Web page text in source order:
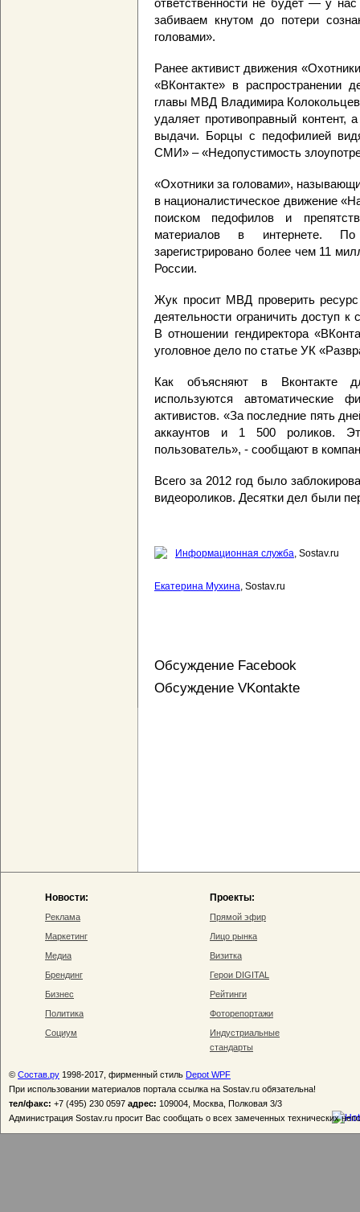
ответственности не будет — у
забиваем кнутом до потери
головами».
Ранее активист движения
«ВКонтакте» в распространении
главы МВД Владимира
удаляет противоправный
выдачи. Борцы с педофилией
СМИ» – «Недопустимость
«Охотники за головами»,
в националистическое движение
поиском педофилов и
материалов в интернете. По
зарегистрировано более чем 11
России.
Жук просит МВД проверить
деятельности ограничить доступ
В отношении гендиректора
уголовное дело по статье УК
Как объясняют в Вконтакте
используются автоматические
активистов. «За последние пять
аккаунтов и 1 500 роликов.
пользователь», - сообщают в
Всего за 2012 год было
видеороликов. Десятки дел были
Информационная служба, Sostav.ru
Екатерина Мухина, Sostav.ru
Обсуждение Facebook
Обсуждение VKontakte
Новости:
Реклама
Маркетинг
Медиа
Брендинг
Бизнес
Политика
Социум
Проекты:
Прямой эфир
Лицо рынка
Визитка
Герои DIGITAL
Рейтинги
Фоторепортажи
Индустриальные
стандарты
© Состав.ру 1998-2017, фирменный стиль Depot WPF
При использовании материалов портала ссылка на Sostav.ru обязательна!
тел/факс: +7 (495) 230 0597 адрес: 109004, Москва, Полковая 3/3
Администрация Sostav.ru просит Вас сообщать о всех замеченных технических